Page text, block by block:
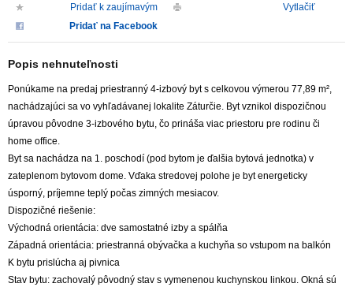
Pridať k zaujímavým
Vytlačiť
Pridať na Facebook
Popis nehnuteľnosti
Ponúkame na predaj priestranný 4-izbový byt s celkovou výmerou 77,89 m²,
nachádzajúci sa vo vyhľadávanej lokalite Záturčie. Byt vznikol dispozičnou
úpravou pôvodne 3-izbového bytu, čo prináša viac priestoru pre rodinu či
home office.
Byt sa nachádza na 1. poschodí (pod bytom je ďalšia bytová jednotka) v
zateplenom bytovom dome. Vďaka stredovej polohe je byt energeticky
úsporný, príjemne teplý počas zimných mesiacov.
Dispozičné riešenie:
Východná orientácia: dve samostatné izby a spálňa
Západná orientácia: priestranná obývačka a kuchyňa so vstupom na balkón
K bytu prislúcha aj pivnica
Stav bytu: zachovalý pôvodný stav s vymenenou kuchynskou linkou. Okná sú